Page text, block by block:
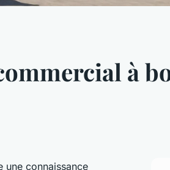
à
une connaissance